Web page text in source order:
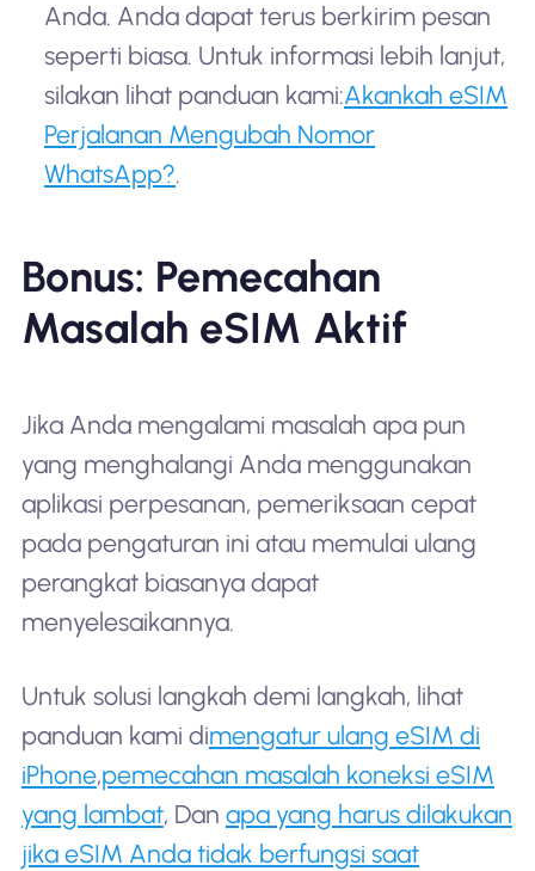
Anda. Anda dapat terus berkirim pesan
seperti biasa. Untuk informasi lebih lanjut,
silakan lihat panduan kami:Akankah eSIM
Perjalanan Mengubah Nomor
WhatsApp?.
Bonus: Pemecahan
Masalah eSIM Aktif
Jika Anda mengalami masalah apa pun
yang menghalangi Anda menggunakan
aplikasi perpesanan, pemeriksaan cepat
pada pengaturan ini atau memulai ulang
perangkat biasanya dapat
menyelesaikannya.
Untuk solusi langkah demi langkah, lihat
panduan kami dimengatur ulang eSIM di
iPhone,pemecahan masalah koneksi eSIM
yang lambat, Dan apa yang harus dilakukan
jika eSIM Anda tidak berfungsi saat